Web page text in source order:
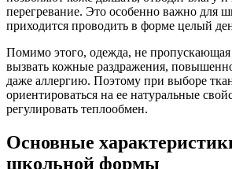
перегревание. Это особенно важно для
приходится проводить в форме целый
Помимо этого, одежда, не
вызвать кожные раздражения,
даже аллергию. Поэтому при выборе
ориентироваться на ее натуральные
регулировать теплообмен.
Основные
школьной формы